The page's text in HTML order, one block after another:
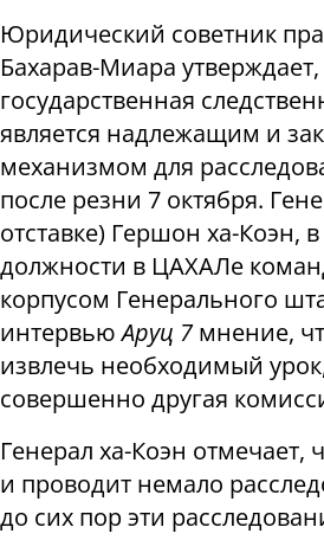
Юридический советник
Бахарав-Миара утверждает,
государственная
является надлежащим и
механизмом для
после резни 7 октября.
отставке) Гершон ха-Коэн,
должности в ЦАХАЛе
корпусом Генерального
интервьюАруц 7мнение,
извлечь необходимый
совершенно другая
Генерал ха-Коэн отмечает,
и проводит немало
до сих пор эти